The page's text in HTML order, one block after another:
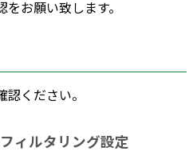
お願い致します。
ください。
ィルタリング設定